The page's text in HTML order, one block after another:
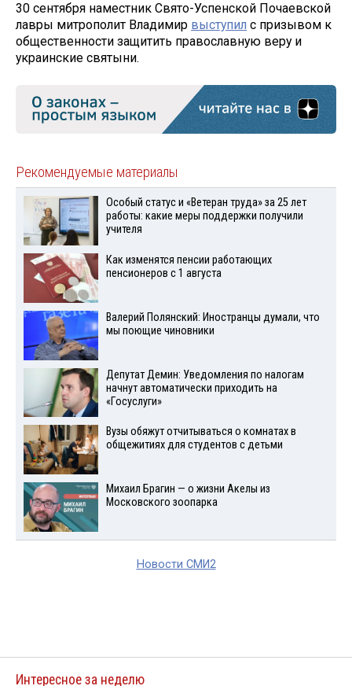
30 сентября наместник Свято-Успенской Почаевской
лавры митрополит Владимир выступил с призывом к
общественности защитить православную веру и
украинские святыни.
Рекомендуемые материалы
Особый статус и «Ветеран труда» за 25 лет
работы: какие меры поддержки получили
учителя
Как изменятся пенсии работающих
пенсионеров с 1 августа
Валерий Полянский: Иностранцы думали, что
мы поющие чиновники
Депутат Демин: Уведомления по налогам
начнут автоматически приходить на
«Госуслуги»
Вузы обяжут отчитываться о комнатах в
общежитиях для студентов с детьми
Михаил Брагин — о жизни Акелы из
Московского зоопарка
Новости СМИ2
Интересное за неделю